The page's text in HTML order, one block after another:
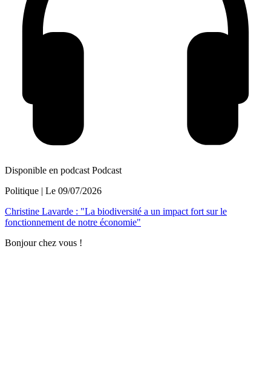
Disponible en podcast Podcast
Politique | Le 09/07/2026
Christine Lavarde : "La biodiversité a un impact fort sur le
fonctionnement de notre économie"
Bonjour chez vous !